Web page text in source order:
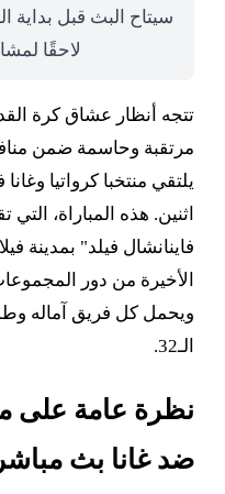
سيتاح البث قبل بداية
لاحقًا
تتجه أنظار عشاق كرة
يلتقي منتخبا كرواتيا
اثنين. هذه المباراة،
فاينانشال فيلد" بمدينة
الأخيرة من دور
ويحمل كل فريق آماله
الـ32.
نظرة عامة على
ضد غانا بث مباشر